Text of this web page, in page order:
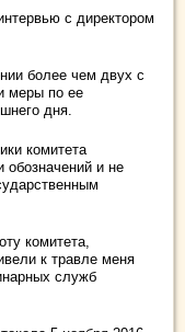
с директором
более чем двух с
меры по ее
дня.
комитета
и не
комитета,
к травле меня
служб